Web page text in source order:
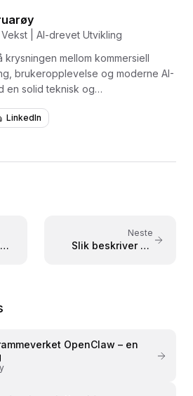
| AI-drevet Utvikling
krysningen mellom kommersiell
brukeropplevelse og moderne AI-
en solid teknisk og
for å skape målbare resultater.
LinkedIn
Neste
Slik beskriver du
OpenClaw – en